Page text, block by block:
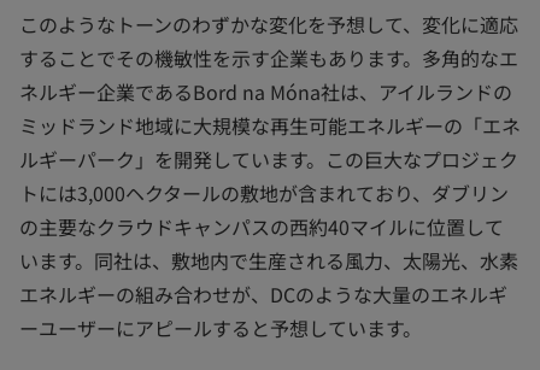
このようなトーンのわずかな変化を予想して、変化に適応
することでその機敏性を示す企業もあります。多角的なエ
ネルギー企業であるBord na Móna社は、アイルランドの
ミッドランド地域に大規模な再生可能エネルギーの「エネ
ルギーパーク」を開発しています。この巨大なプロジェク
トには3,000ヘクタールの敷地が含まれており、ダブリン
の主要なクラウドキャンパスの西約40マイルに位置して
います。同社は、敷地内で生産される風力、太陽光、水素
エネルギーの組み合わせが、DCのような大量のエネルギ
ーユーザーにアピールすると予想しています。